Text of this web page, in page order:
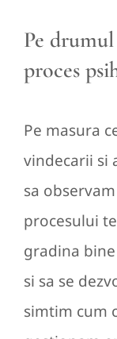
Pe
proces
Pe masura
vindecarii si
sa
procesului
gradina
si sa se
simtim cum